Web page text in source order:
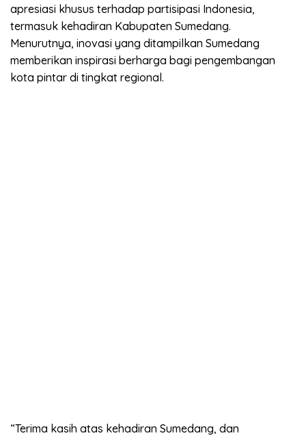
apresiasi khusus terhadap partisipasi Indonesia,
termasuk kehadiran Kabupaten Sumedang.
Menurutnya, inovasi yang ditampilkan Sumedang
memberikan inspirasi berharga bagi pengembangan
kota pintar di tingkat regional.
“Terima kasih atas kehadiran Sumedang, dan